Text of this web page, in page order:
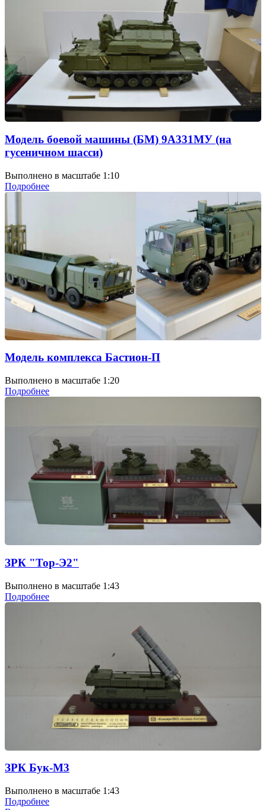
Модель боевой машины (БМ) 9А331МУ (на
гусеничном шасси)
Выполнено в масштабе 1:10
Подробнее
Модель комплекса Бастион-П
Выполнено в масштабе 1:20
Подробнее
ЗРК "Тор-Э2"
Выполнено в масштабе 1:43
Подробнее
ЗРК Бук-М3
Выполнено в масштабе 1:43
Подробнее